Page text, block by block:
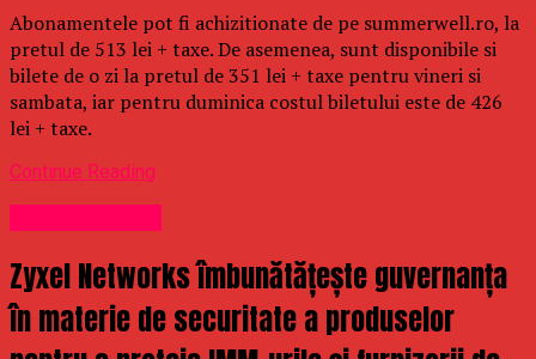
Abonamentele pot fi achizitionate de pe summerwell.ro, la
pretul de 513 lei + taxe. De asemenea, sunt disponibile si
bilete de o zi la pretul de 351 lei + taxe pentru vineri si
sambata, iar pentru duminica costul biletului este de 426
lei + taxe.
Continue Reading
Zyxel Networks îmbunătățește guvernanța
în materie de securitate a produselor